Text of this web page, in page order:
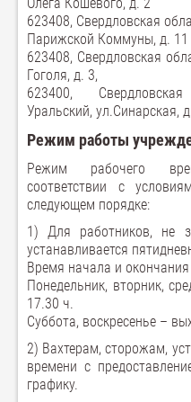
623408, Свердловская
Парижской Коммуны, д. 11
623408, Свердловская
Гоголя, д. 3,
623400,
Уральский, ул.Синарская,
Режим работы
Режим рабочего
соответствии с
следующем порядке:
1) Для работников, не
устанавливается
Время начала и
Понедельник, вторник,
17.30 ч.
Суббота, воскресенье –
2) Вахтерам, сторожам,
времени с
графику.